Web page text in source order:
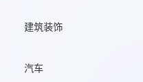
建筑装饰
汽车